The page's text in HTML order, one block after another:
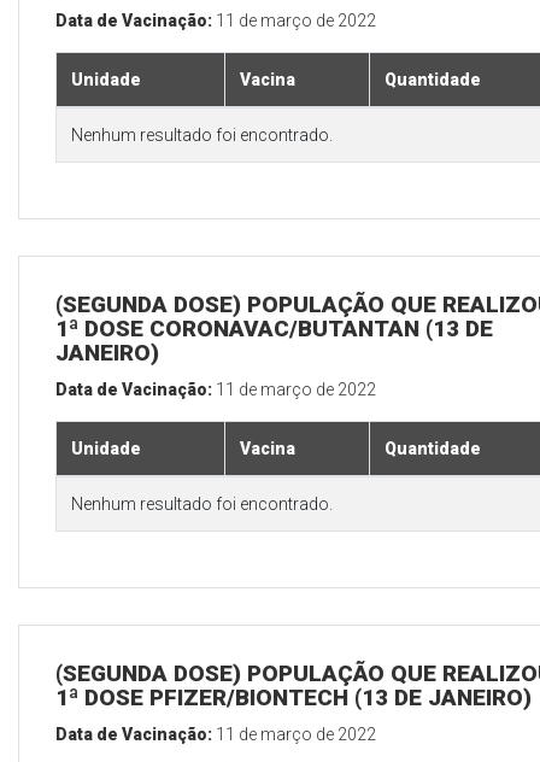
Data de Vacinação: 11 de março de 2022
Unidade Vacina Quantidade
Nenhum resultado foi encontrado.
(SEGUNDA DOSE) POPULAÇÃO QUE
1ª DOSE CORONAVAC/BUTANTAN (13 DE
JANEIRO)
Data de Vacinação: 11 de março de 2022
Unidade Vacina Quantidade
Nenhum resultado foi encontrado.
(SEGUNDA DOSE) POPULAÇÃO QUE
1ª DOSE PFIZER/BIONTECH (13 DE JANEIRO)
Data de Vacinação: 11 de março de 2022